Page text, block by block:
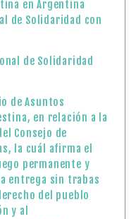
en Argentina
de Solidaridad con
de Solidaridad
de Asuntos
en relación a la
Consejo de
la cuál afirma el
permanente y
entrega sin trabas
del pueblo
y al